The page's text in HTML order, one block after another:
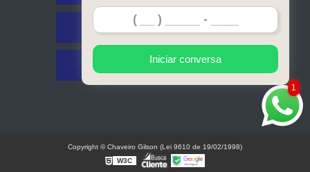
Contato
Mapa do site
1
Iniciar conversa
Copyright © Chaveiro Gilson (Lei 9610 de 19/02/1998)
W3C